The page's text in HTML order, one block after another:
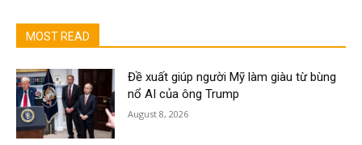
MOST READ
Đề xuất giúp người Mỹ làm giàu từ bùng
nổ AI của ông Trump
August 8, 2026